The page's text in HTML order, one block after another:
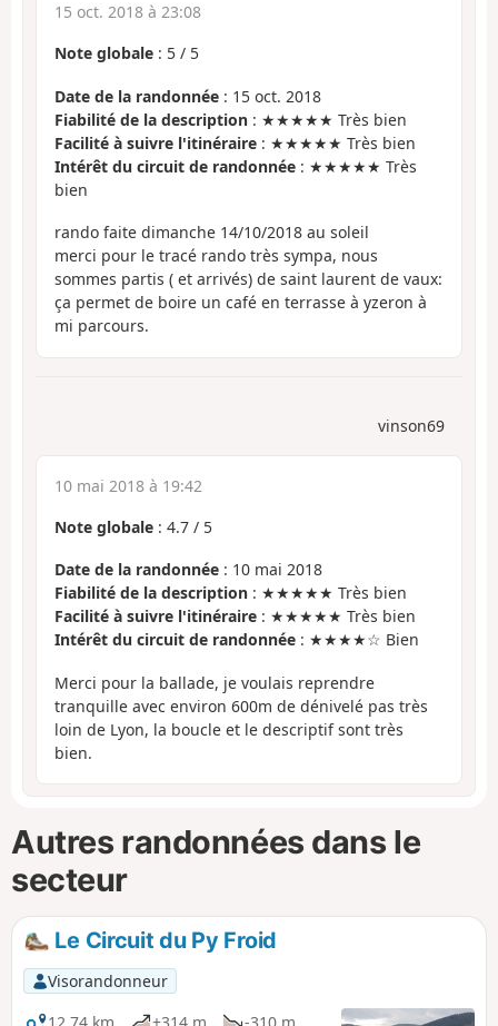
15 oct. 2018 à 23:08
Note globale : 5 / 5
Date de la randonnée : 15 oct. 2018
Fiabilité de la description : ★★★★★ Très bien
Facilité à suivre l'itinéraire : ★★★★★ Très bien
Intérêt du circuit de randonnée : ★★★★★ Très
bien
rando faite dimanche 14/10/2018 au soleil
merci pour le tracé rando très sympa, nous
sommes partis ( et arrivés) de saint laurent de vaux:
ça permet de boire un café en terrasse à yzeron à
mi parcours.
vinson69
10 mai 2018 à 19:42
Note globale : 4.7 / 5
Date de la randonnée : 10 mai 2018
Fiabilité de la description : ★★★★★ Très bien
Facilité à suivre l'itinéraire : ★★★★★ Très bien
Intérêt du circuit de randonnée : ★★★★☆ Bien
Merci pour la ballade, je voulais reprendre
tranquille avec environ 600m de dénivelé pas très
loin de Lyon, la boucle et le descriptif sont très
bien.
Autres randonnées dans le
secteur
Le Circuit du Py Froid
Visorandonneur